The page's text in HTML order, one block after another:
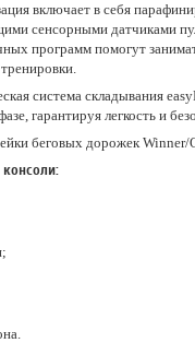
включает в себя
сенсорными датчиками
программ помогут
система складывания
гарантируя легкость и
беговых дорожек